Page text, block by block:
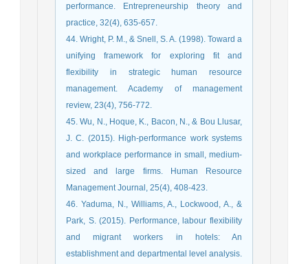
performance. Entrepreneurship theory and
practice, 32(4), 635-657.
44. Wright, P. M., & Snell, S. A. (1998). Toward a
unifying framework for exploring fit and
flexibility in strategic human resource
management. Academy of management
review, 23(4), 756-772.
45. Wu, N., Hoque, K., Bacon, N., & Bou Llusar,
J. C. (2015). High‐performance work systems
and workplace performance in small, medium‐
sized and large firms. Human Resource
Management Journal, 25(4), 408-423.
46. Yaduma, N., Williams, A., Lockwood, A., &
Park, S. (2015). Performance, labour flexibility
and migrant workers in hotels: An
establishment and departmental level analysis.